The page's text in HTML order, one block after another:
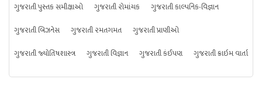
ગુજરાતી પુસ્તક સમીક્ષાઓ
ગુજરાતી રોમાંચક
ગુજરાતી કાલ્પનિક-વિજ્ઞાન
ગુજરાતી બિઝનેસ
ગુજરાતી રમતગમત
ગુજરાતી પ્રાણીઓ
ગુજરાતી જ્યોતિષશાસ્ત્ર
ગુજરાતી વિજ્ઞાન ગુજરાતી કંઈપણ ગુજરાતી ક્રાઇમ વાર્તા